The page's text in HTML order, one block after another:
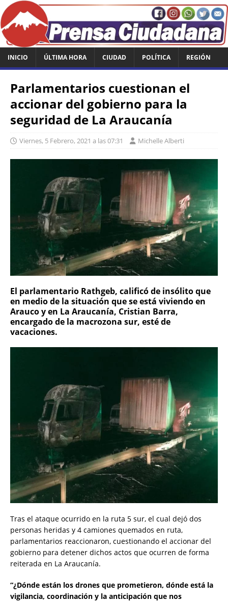
INICIO ÚLTIMA HORA CIUDAD POLÍTICA REGIÓN
Parlamentarios cuestionan el
accionar del gobierno para la
seguridad de La Araucanía
Viernes, 5 Febrero, 2021 a las 07:31 Michelle Alberti
El parlamentario Rathgeb, calificó de insólito que
en medio de la situación que se está viviendo en
Arauco y en La Araucanía, Cristian Barra,
encargado de la macrozona sur, esté de
vacaciones.
Tras el ataque ocurrido en la ruta 5 sur, el cual dejó dos
personas heridas y 4 camiones quemados en ruta,
parlamentarios reaccionaron, cuestionando el accionar del
gobierno para detener dichos actos que ocurren de forma
reiterada en La Araucanía.
“¿Dónde están los drones que prometieron, dónde está la
vigilancia, coordinación y la anticipación que nos